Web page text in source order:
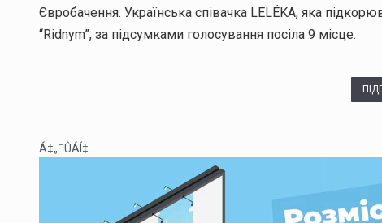
Євробачення. Українська співачка LELÉKA, яка
“Ridnym”, за підсумками голосування посіла 9 місце.
Á‡„ÛÁÍ‡...